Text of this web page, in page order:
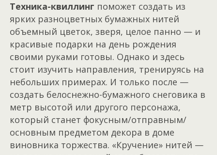
Техника-квиллинг поможет создать из
ярких разноцветных бумажных нитей
объемный цветок, зверя, целое панно — и
красивые подарки на день рождения
своими руками готовы. Однако и здесь
стоит изучить направления, тренируясь на
небольших примерах. И только после —
создать белоснежно-бумажного снеговика в
метр высотой или другого персонажа,
который станет фокусным/отправным/
основным предметом декора в доме
виновника торжества. «Кручение» нитей —